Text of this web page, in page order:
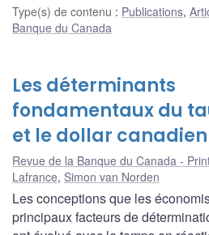
Type(s) de contenu : Publications,
Banque du Canada
Les déterminants
fondamentaux du
et le dollar canadien
Revue de la Banque du Canada -
Lafrance, Simon van Norden
Les conceptions que les
principaux facteurs de